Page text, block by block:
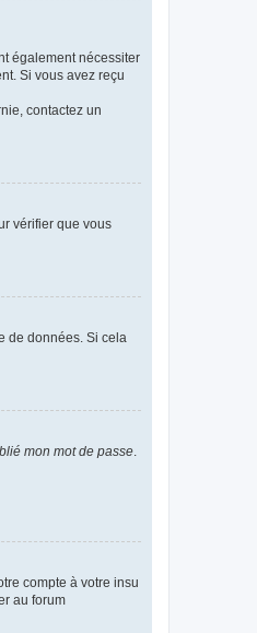
également nécessiter
Si vous avez reçu
contactez un
vérifier que vous
de données. Si cela
mon mot de passe
compte à votre insu
au forum